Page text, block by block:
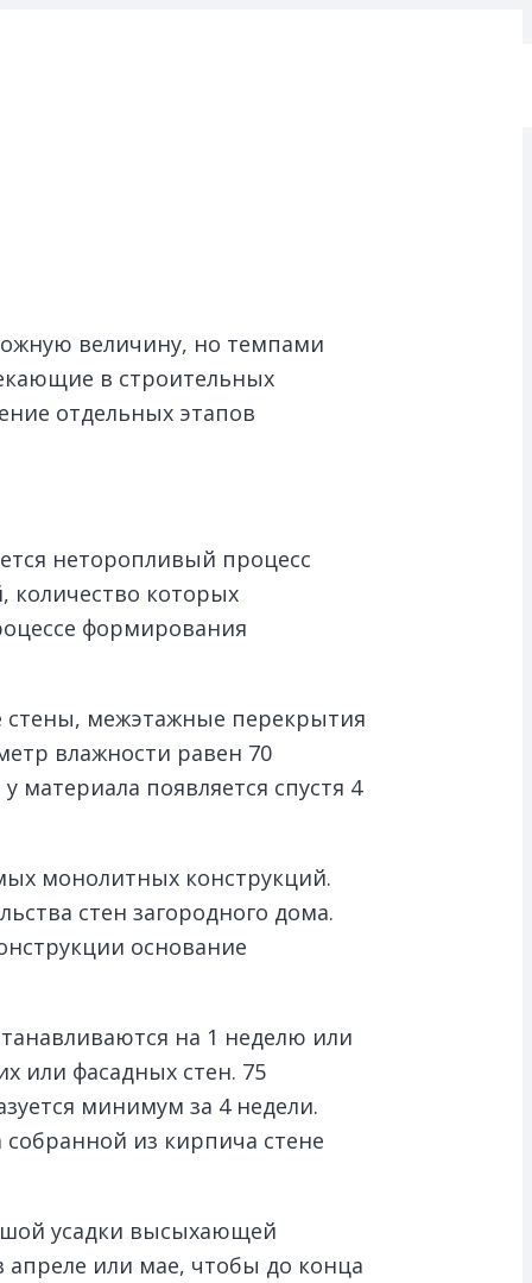
величину, но темпами
в строительных
отдельных этапов
неторопливый процесс
которых
формирования
стены, межэтажные перекрытия
влажности равен 70
появляется спустя 4
монолитных конструкций.
стен загородного дома.
основание
на 1 неделю или
или фасадных стен. 75
минимум за 4 недели.
из кирпича стене
усадки высыхающей
апреле или мае, чтобы до конца